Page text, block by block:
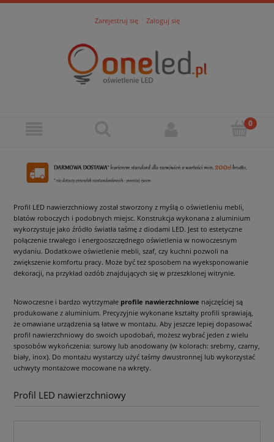
Zarejestruj się Zaloguj się
Profil LED nawierzchniowy został stworzony z myślą o oświetleniu mebli,
blatów roboczych i podobnych miejsc. Konstrukcja wykonana z aluminium
wykorzystuje jako źródło światła taśmę z diodami LED. Jest to estetyczne
połączenie trwałego i energooszczędnego oświetlenia w nowoczesnym
wydaniu. Dodatkowe oświetlenie mebli, szaf, czy kuchni pozwoli na
zwiększenie komfortu pracy. Może być też sposobem na wyeksponowanie
dekoracji, na przykład ozdób znajdujących się w przeszklonej witrynie.
Nowoczesne i bardzo wytrzymałe profile nawierzchniowe najczęściej są
produkowane z aluminium. Precyzyjnie wykonane kształty profili sprawiają,
że omawiane urządzenia są łatwe w montażu. Aby jeszcze lepiej dopasować
profil nawierzchniowy do swoich upodobań, możesz wybrać jeden z wielu
sposobów wykończenia: surowy lub anodowany (w kolorach: srebrny, czarny,
biały, inox). Do montażu wystarczy użyć taśmy dwustronnej lub wykorzystać
uchwyty montażowe mocowane na wkręty.
Profil LED nawierzchniowy